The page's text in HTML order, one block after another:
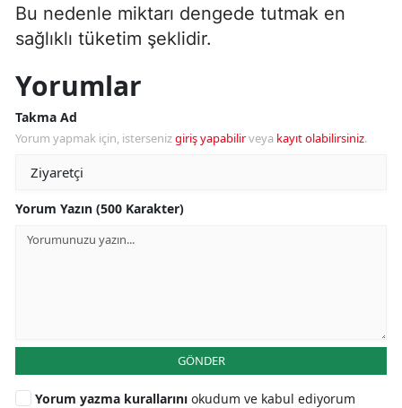
Bu nedenle miktarı dengede tutmak en
sağlıklı tüketim şeklidir.
Yorumlar
Takma Ad
Yorum yapmak için, istersenizgiriş yapabilirveya kayıt olabilirsiniz.
Yorum Yazın (500 Karakter)
GÖNDER
Yorum yazma kurallarını okudum ve kabul ediyorum